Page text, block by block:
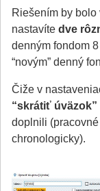
Riešením by bolo
nastavíte dve
denným fondom
“novým” denný
Čiže v
“skrátiť úväzok”
doplnili
chronologicky).